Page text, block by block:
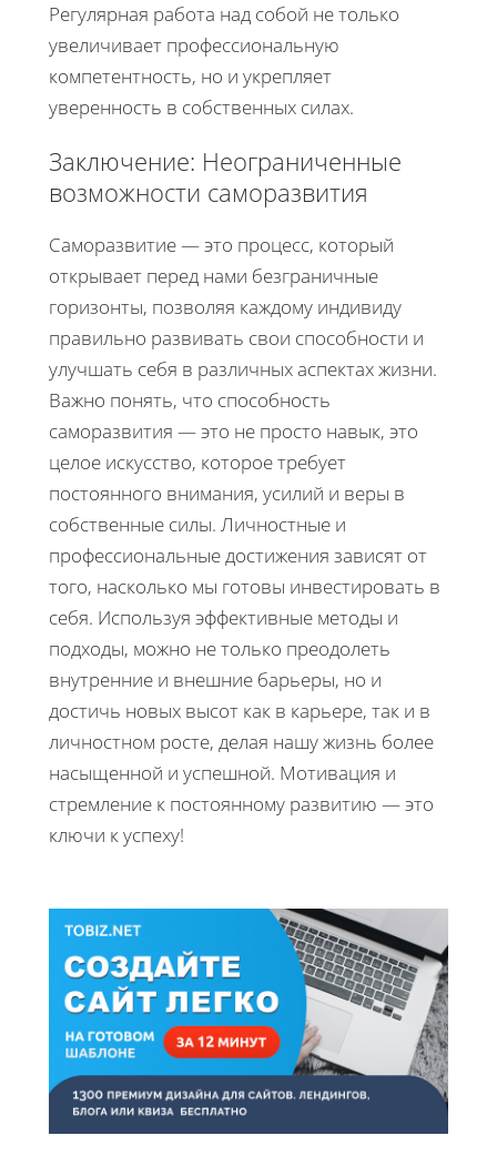
Регулярная работа над собой не только
увеличивает профессиональную
компетентность, но и укрепляет
уверенность в собственных силах.
Заключение: Неограниченные
возможности саморазвития
Саморазвитие — это процесс, который
открывает перед нами безграничные
горизонты, позволяя каждому индивиду
правильно развивать свои способности и
улучшать себя в различных аспектах жизни.
Важно понять, что способность
саморазвития — это не просто навык, это
целое искусство, которое требует
постоянного внимания, усилий и веры в
собственные силы. Личностные и
профессиональные достижения зависят от
того, насколько мы готовы инвестировать в
себя. Используя эффективные методы и
подходы, можно не только преодолеть
внутренние и внешние барьеры, но и
достичь новых высот как в карьере, так и в
личностном росте, делая нашу жизнь более
насыщенной и успешной. Мотивация и
стремление к постоянному развитию — это
ключи к успеху!